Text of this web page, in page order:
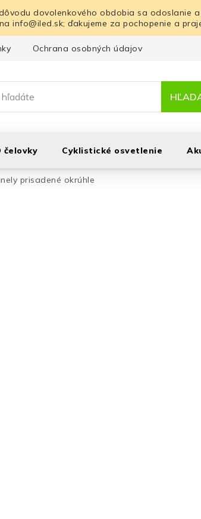
dôvodu dovolenkového obdobia sa
info@iled.sk; ďakujeme za pochopenie a
Ochrana osobných údajov
čelovky Cyklistické osvetlenie
prisadené okrúhle